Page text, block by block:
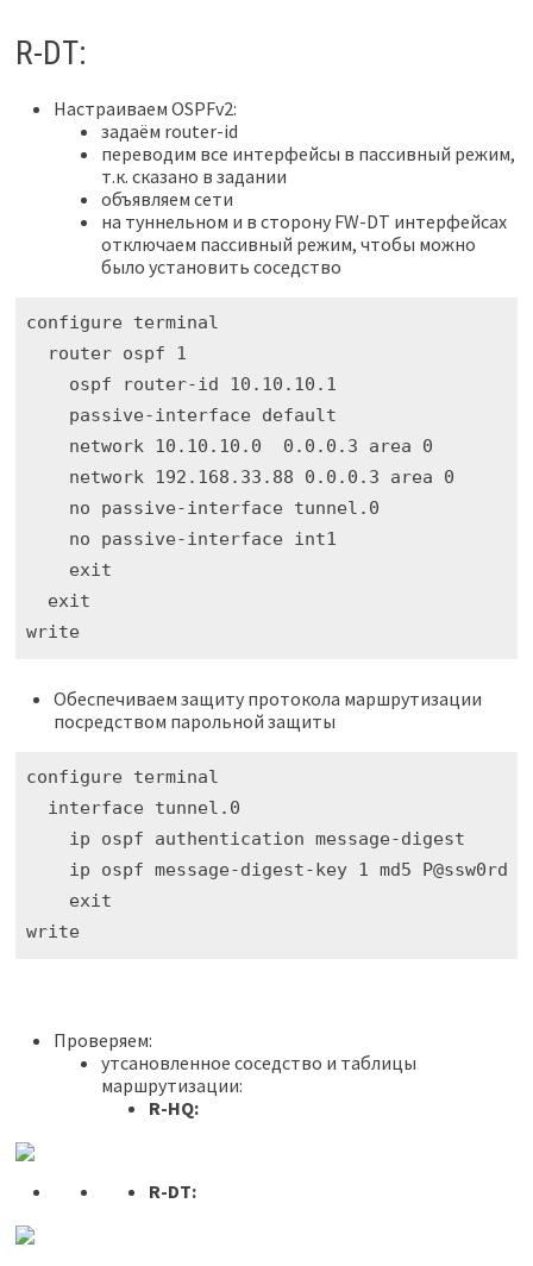
R-DT:
Настраиваем OSPFv2:
задаём router-id
переводим все интерфейсы в пассивный режим,
т.к. сказано в задании
объявляем сети
на туннельном и в сторону FW-DT интерфейсах
отключаем пассивный режим, чтобы можно
было установить соседство
configure terminal
  router ospf 1
    ospf router-id 10.10.10.1
    passive-interface default
    network 10.10.10.0  0.0.0.3 area 0
    network 192.168.33.88 0.0.0.3 area 0
    no passive-interface tunnel.0
    no passive-interface int1
    exit
  exit
write
Обеспечиваем защиту протокола маршрутизации
посредством парольной защиты
configure terminal
  interface tunnel.0
    ip ospf authentication message-digest
    ip ospf message-digest-key 1 md5 P@ssw0rd
    exit
write
Проверяем:
утсановленное соседство и таблицы
маршрутизации:
R-HQ:
R-DT: